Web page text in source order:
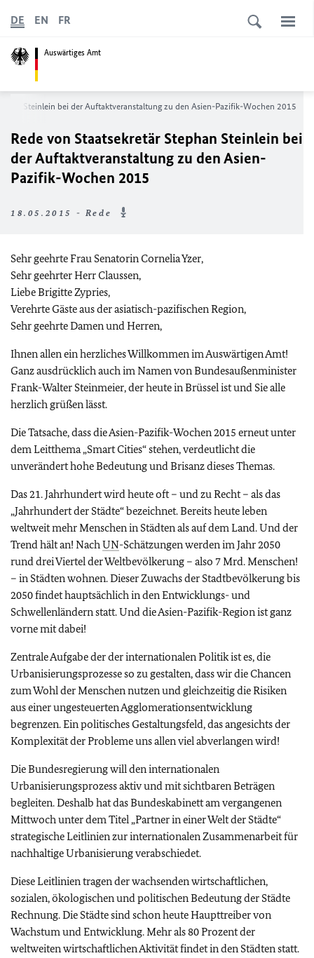
Auswärtiges Amt
DE EN FR
Steinlein bei der Auftaktveranstaltung zu den Asien-Pazifik-Wochen 2015
Rede von Staatsekretär Stephan Steinlein bei
der Auftaktveranstaltung zu den Asien-
Pazifik-Wochen 2015
18.05.2015 - Rede
Sehr geehrte Frau Senatorin Cornelia Yzer,
Sehr geehrter Herr Claussen,
Liebe Brigitte Zypries,
Verehrte Gäste aus der asiatisch-pazifischen Region,
Sehr geehrte Damen und Herren,
Ihnen allen ein herzliches Willkommen im Auswärtigen Amt!
Ganz ausdrücklich auch im Namen von Bundesaußenminister
Frank-Walter Steinmeier, der heute in Brüssel ist und Sie alle
herzlich grüßen lässt.
Die Tatsache, dass die Asien-Pazifik-Wochen 2015 erneut unter
dem Leitthema „Smart Cities“ stehen, verdeutlicht die
unverändert hohe Bedeutung und Brisanz dieses Themas.
Das 21. Jahrhundert wird heute oft – und zu Recht – als das
„Jahrhundert der Städte“ bezeichnet. Bereits heute leben
weltweit mehr Menschen in Städten als auf dem Land. Und der
Trend hält an! NachUN-Schätzungen werden im Jahr 2050
rund drei Viertel der Weltbevölkerung – also 7 Mrd. Menschen!
– in Städten wohnen. Dieser Zuwachs der Stadtbevölkerung bis
2050 findet hauptsächlich in den Entwicklungs- und
Schwellenländern statt. Und die Asien-Pazifik-Region ist ganz
vorne mit dabei!
Zentrale Aufgabe der der internationalen Politik ist es, die
Urbanisierungsprozesse so zu gestalten, dass wir die Chancen
zum Wohl der Menschen nutzen und gleichzeitig die Risiken
aus einer ungesteuerten Agglomerationsentwicklung
begrenzen. Ein politisches Gestaltungsfeld, das angesichts der
Komplexität der Probleme uns allen viel abverlangen wird!
Die Bundesregierung will den internationalen
Urbanisierungsprozess aktiv und mit sichtbaren Beträgen
begleiten. Deshalb hat das Bundeskabinett am vergangenen
Mittwoch unter dem Titel „Partner in einer Welt der Städte“
strategische Leitlinien zur internationalen Zusammenarbeit für
nachhaltige Urbanisierung verabschiedet.
Diese Leitlinien tragen der wachsenden wirtschaftlichen,
sozialen, ökologischen und politischen Bedeutung der Städte
Rechnung. Die Städte sind schon heute Haupttreiber von
Wachstum und Entwicklung. Mehr als 80 Prozent der
weltweiten wirtschaftlichen Aktivität findet in den Städten statt.